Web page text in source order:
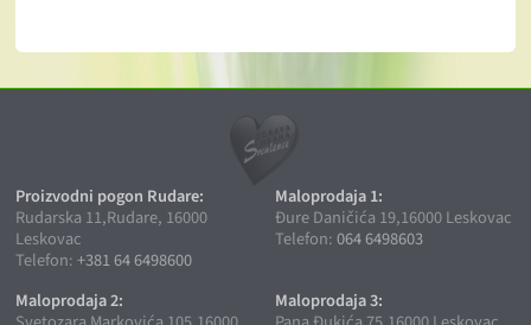
Proizvodni pogon Rudare:
Rudarska 11,Rudare, 16000
Leskovac
Telefon:+381 64 6498600
Maloprodaja 1:
Đure Daničića 19,16000 Leskovac
Telefon:064 6498603
Maloprodaja 2:
Maloprodaja 3: